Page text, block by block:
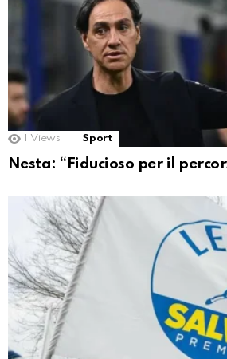
1 Views Sport
Nesta: “Fiducioso per il